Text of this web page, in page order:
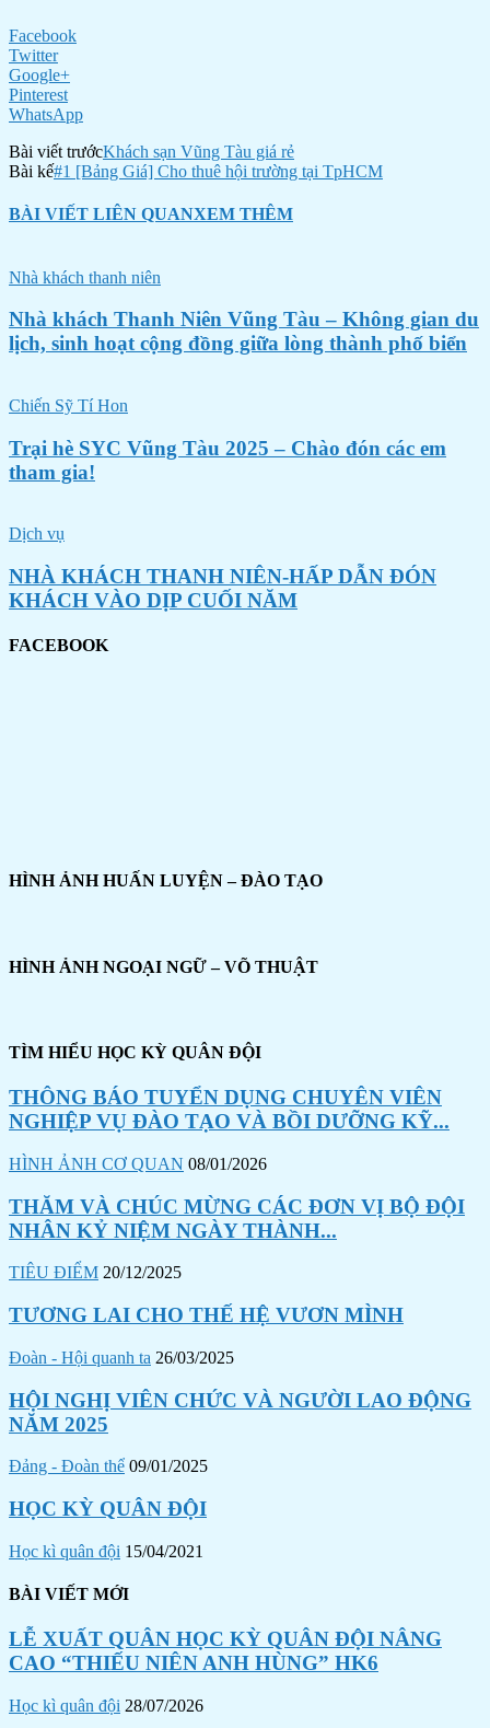
Facebook
Twitter
Google+
Pinterest
WhatsApp
Bài viết trướcKhách sạn Vũng Tàu giá rẻ
Bài kế#1 [Bảng Giá] Cho thuê hội trường tại TpHCM
BÀI VIẾT LIÊN QUANXEM THÊM
Nhà khách thanh niên
Nhà khách Thanh Niên Vũng Tàu – Không gian du
lịch, sinh hoạt cộng đồng giữa lòng thành phố biển
Chiến Sỹ Tí Hon
Trại hè SYC Vũng Tàu 2025 – Chào đón các em
tham gia!
Dịch vụ
NHÀ KHÁCH THANH NIÊN-HẤP DẪN ĐÓN
KHÁCH VÀO DỊP CUỐI NĂM
FACEBOOK
HÌNH ẢNH HUẤN LUYỆN – ĐÀO TẠO
HÌNH ẢNH NGOẠI NGỮ – VÕ THUẬT
TÌM HIỂU HỌC KỲ QUÂN ĐỘI
THÔNG BÁO TUYỂN DỤNG CHUYÊN VIÊN
NGHIỆP VỤ ĐÀO TẠO VÀ BỒI DƯỠNG KỸ...
HÌNH ẢNH CƠ QUAN 08/01/2026
THĂM VÀ CHÚC MỪNG CÁC ĐƠN VỊ BỘ ĐỘI
NHÂN KỶ NIỆM NGÀY THÀNH...
TIÊU ĐIỂM 20/12/2025
TƯƠNG LAI CHO THẾ HỆ VƯƠN MÌNH
Đoàn - Hội quanh ta 26/03/2025
HỘI NGHỊ VIÊN CHỨC VÀ NGƯỜI LAO ĐỘNG
NĂM 2025
Đảng - Đoàn thể 09/01/2025
HỌC KỲ QUÂN ĐỘI
Học kì quân đội 15/04/2021
BÀI VIẾT MỚI
LỄ XUẤT QUÂN HỌC KỲ QUÂN ĐỘI NÂNG
CAO “THIẾU NIÊN ANH HÙNG” HK6
Học kì quân đội 28/07/2026